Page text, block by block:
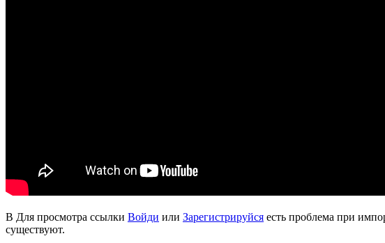
В Для просмотра ссылки Войди или Зарегистрируйся есть проблема при
существуют.